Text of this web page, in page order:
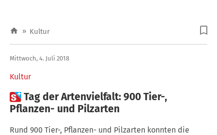
» Kultur
Kultur
Mittwoch, 4. Juli 2018
Tag der Artenvielfalt: 900 Tier-,
Pflanzen- und Pilzarten
Rund 900 Tier-, Pflanzen- und Pilzarten konnten die